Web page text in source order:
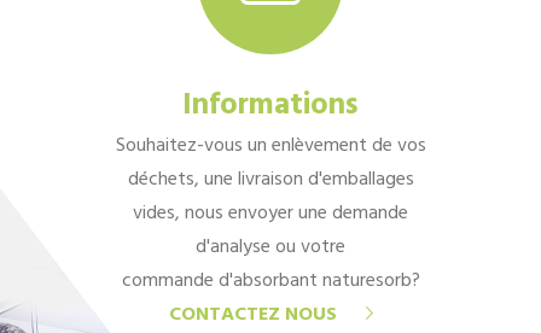
Informations
Souhaitez-vous un enlèvement de vos
déchets, une livraison d'emballages
vides, nous envoyer une demande
d'analyse ou votre
commande d'absorbant naturesorb?
CONTACTEZ NOUS